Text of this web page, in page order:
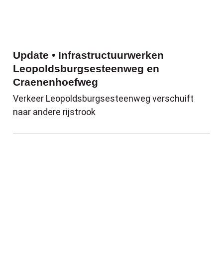
Update • Infrastructuurwerken
Leopoldsburgsesteenweg en
Craenenhoefweg
Verkeer Leopoldsburgsesteenweg verschuift
naar andere rijstrook